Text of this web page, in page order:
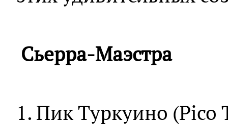
Сьерра-Маэстра
1. Пик Туркуино